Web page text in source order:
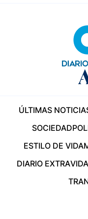
ÚLTIMAS
SOCIEDAD
ESTILO DE VIDA
DIARIO EXTRA